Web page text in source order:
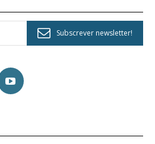
Subscrever newsletter!